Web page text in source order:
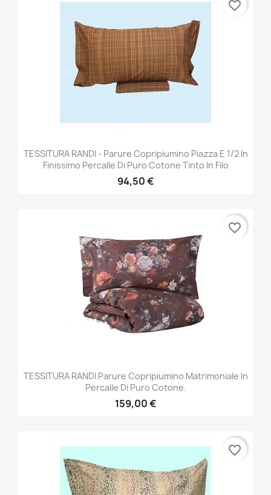
TESSITURA RANDI - Parure Copripiumino Piazza E 1/2 In
Finissimo Percalle Di Puro Cotone Tinto In Filo
94,50 €
favorite_border
TESSITURA RANDI Parure Copripiumino Matrimoniale In
Percalle Di Puro Cotone.
159,00 €
favorite_border
favorite_border